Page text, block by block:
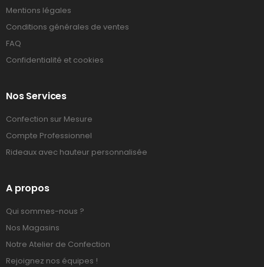
Mentions légales
Conditions générales de ventes
FAQ
Confidentialité et cookies
Nos Services
Confection sur Mesure
Compte Professionnel
Rideaux avec hauteur personnalisée
A propos
Qui sommes-nous ?
Nos Magasins
Notre Atelier de Confection
Rejoignez nos équipes !